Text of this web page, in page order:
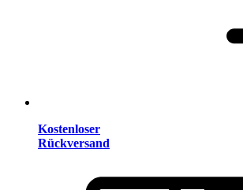
Kostenloser
Rückversand